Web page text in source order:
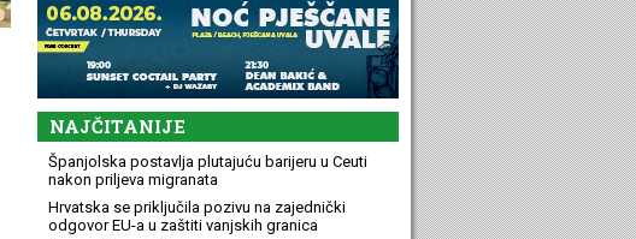
NAJČITANIJE
Španjolska postavlja plutajuću barijeru u Ceuti
nakon priljeva migranata
Hrvatska se priključila pozivu na zajednički
odgovor EU-a u zaštiti vanjskih granica